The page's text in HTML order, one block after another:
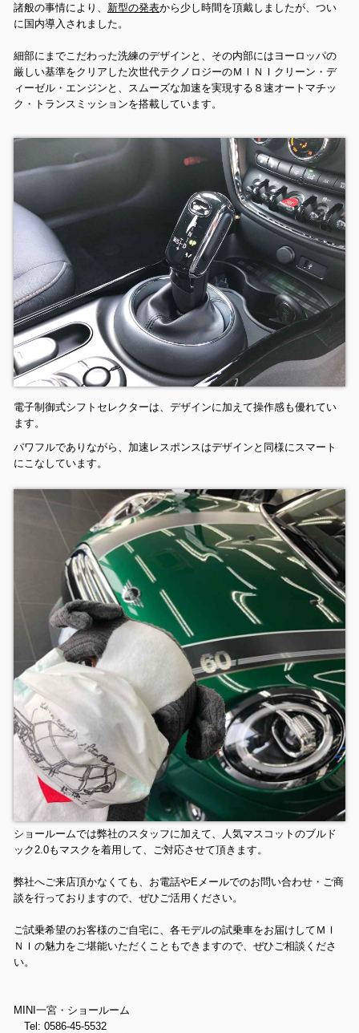
諸般の事情により、 新型の発表から少し時間を頂戴しましたが、つい
に国内導入されました。
細部にまでこだわった洗練のデザインと、その内部にはヨーロッパの
厳しい基準をクリアした次世代テクノロジーのＭＩＮＩクリーン・デ
ィーゼル・エンジンと、スムーズな加速を実現する８速オートマチッ
ク・トランスミッションを搭載しています。
電子制御式シフトセレクターは、デザインに加えて操作感も優れてい
ます。
パワフルでありながら、加速レスポンスはデザインと同様にスマート
にこなしています。
ショールームでは弊社のスタッフに加えて、人気マスコットのブルド
ック2.0もマスクを着用して、ご対応させて頂きます。
弊社へご来店頂かなくても、お電話やEメールでのお問い合わせ・ご商
談を行っておりますので、ぜひご活用ください。
ご試乗希望のお客様のご自宅に、各モデルの試乗車をお届けしてＭＩ
ＮＩの魅力をご堪能いただくこともできますので、ぜひご相談くださ
い。
MINI一宮・ショールーム
Tel: 0586-45-5532